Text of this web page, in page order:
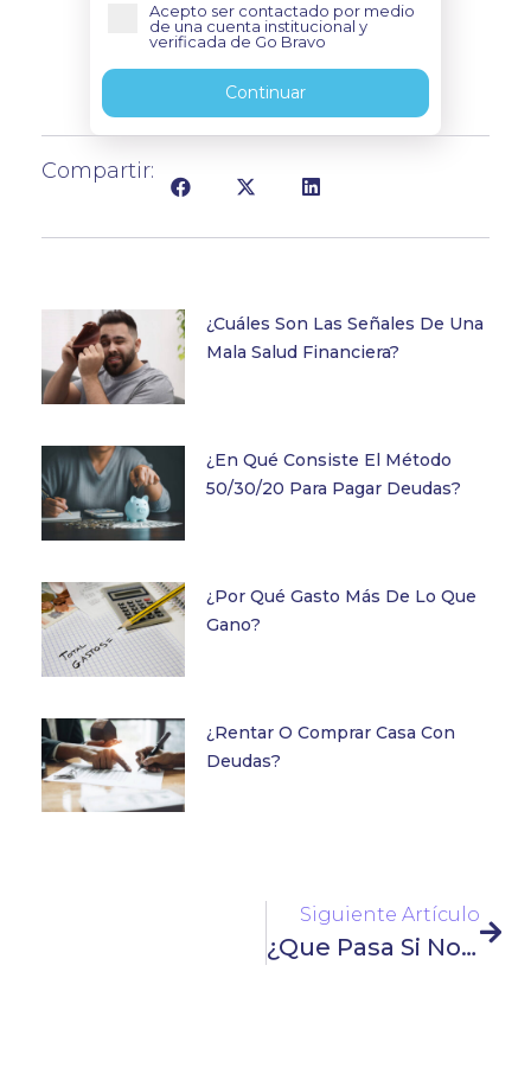
Acepto ser contactado por medio
de una cuenta institucional y
verificada de Go Bravo
Continuar
Compartir:
¿Cuáles Son Las Señales De Una
Mala Salud Financiera?
¿En Qué Consiste El Método
50/30/20 Para Pagar Deudas?
¿Por Qué Gasto Más De Lo Que
Gano?
¿Rentar O Comprar Casa Con
Deudas?
Siguiente Artículo
¿Que Pasa Si No Pago Una Deuda A Famsa?